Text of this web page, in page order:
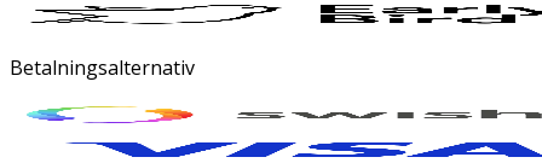
Betalningsalternativ